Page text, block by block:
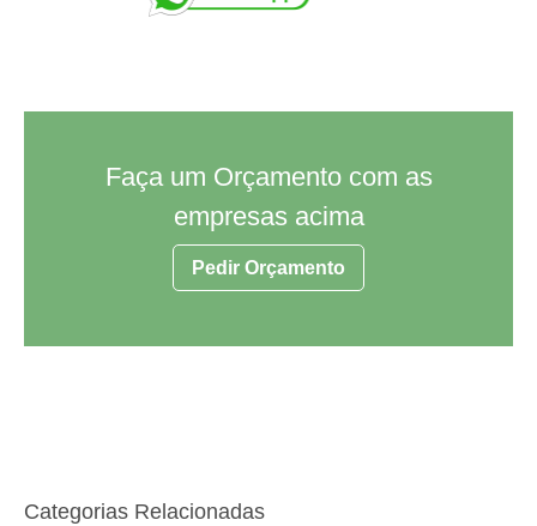
Faça um Orçamento com as
empresas acima
Pedir Orçamento
Categorias Relacionadas